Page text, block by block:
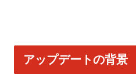
アップデートの背景